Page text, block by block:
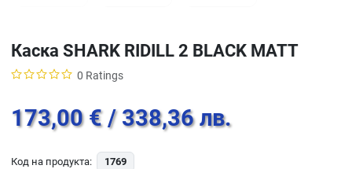
Каска SHARK RIDILL 2 BLACK MATT
0 Ratings
173,00 € / 338,36 лв.
Код на продукта: 1769